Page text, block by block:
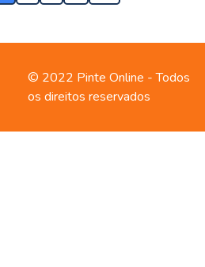
© 2022 Pinte Online - Todos
os direitos reservados